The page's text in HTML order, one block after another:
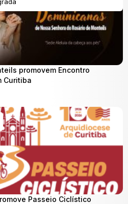
promovem Encontro
Curitiba
Passeio Ciclístico